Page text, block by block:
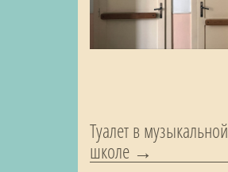
Туалет в музыкальной
школе